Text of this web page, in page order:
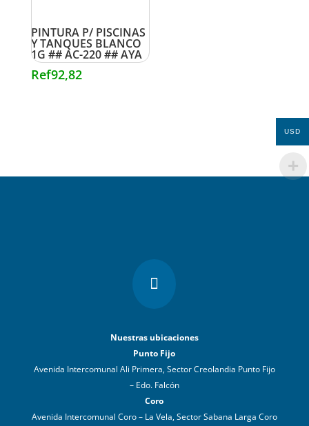
PINTURA P/ PISCINAS
Y TANQUES BLANCO
1G ## AC-220 ## AYA
Ref92,82

Nuestras ubicaciones
Punto Fijo
Avenida Intercomunal Ali Primera, Sector Creolandia Punto Fijo
– Edo. Falcón
Coro
Avenida Intercomunal Coro – La Vela, Sector Sabana Larga Coro
USD